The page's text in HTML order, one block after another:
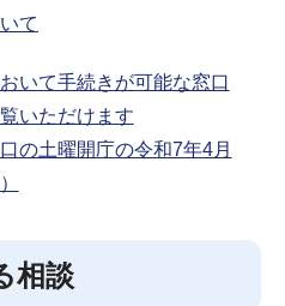
て
いて手続きが可能な窓口
いただけます
の土曜開庁の令和7年4月
相談